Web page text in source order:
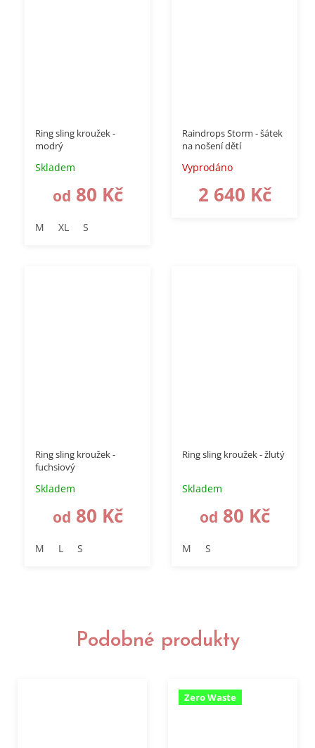
Ring sling kroužek -
modrý
Skladem
od 80 Kč
M XL S
Raindrops Storm - šátek
na nošení dětí
Vyprodáno
2 640 Kč
Ring sling kroužek -
fuchsiový
Skladem
od 80 Kč
M L S
Ring sling kroužek - žlutý
Skladem
od 80 Kč
M S
Podobné produkty
Zero Waste